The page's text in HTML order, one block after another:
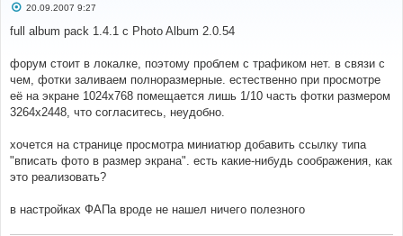
С
о
б
е
н
и
е
20.09.2007 9:27
full album pack 1.4.1 с Photo Album 2.0.54
форум стоит в локалке, поэтому проблем с трафиком нет. в связи с
чем, фотки заливаем полноразмерные. естественно при просмотре
её на экране 1024х768 помещается лишь 1/10 часть фотки размером
3264х2448, что согласитесь, неудобно.
хочется на странице просмотра миниатюр добавить ссылку типа
"вписать фото в размер экрана". есть какие-нибудь соображения, как
это реализовать?
в настройках ФАПа вроде не нашел ничего полезного